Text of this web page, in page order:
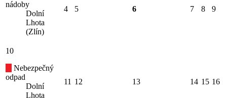
nádoby
Dolní
Lhota
(Zlín)
4 5 6 7 8 9
10
Nebezpečný
odpad
Dolní
Lhota
11 12 13 14 15 16